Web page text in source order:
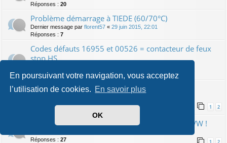
En poursuivant votre navigation, vous acceptez
l’utilisation de cookies. En savoir plus
OK
Réponses : 20
Problème démarrage à TIEDE (60/70°C)
Dernier message par florent57 « 29 juin 2015, 22:01
Réponses : 7
Codes défauts 16955 et 00526 = contacteur de feux
stop HS
Réponses :1
Tuto : changement du bloc ABS
Réponses :36 1 2
Huile Long life : prix exorbitant en concession VW !
Réponses : 27